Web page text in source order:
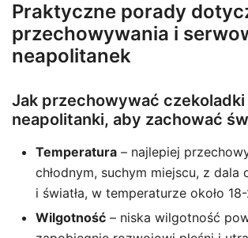
Praktyczne porady
przechowywania i
neapolitanek
Jak przechowywać czekoladki
neapolitanki, aby zachować
Temperatura – najlepiej
chłodnym, suchym miejscu, z dala
i światła, w temperaturze około
Wilgotność – niska wilgotność